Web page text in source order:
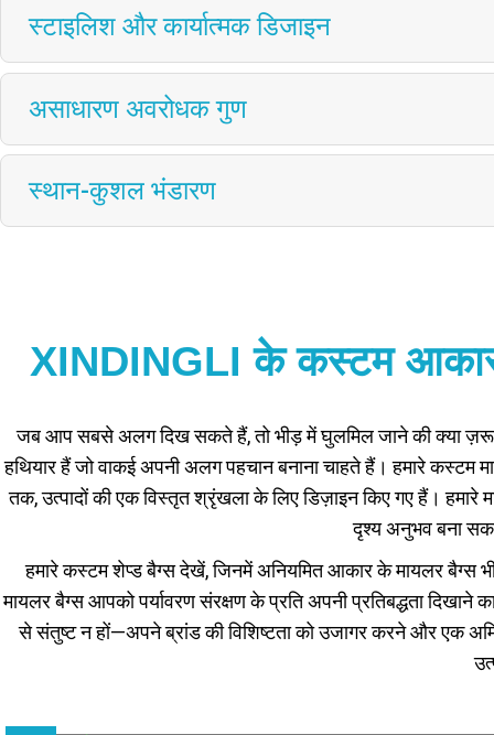
स्टाइलिश और कार्यात्मक डिजाइन
असाधारण अवरोधक गुण
स्थान-कुशल भंडारण
XINDINGLI के कस्टम आकार के
जब आप सबसे अलग दिख सकते हैं, तो भीड़ में घुलमिल जाने की क्या
हथियार हैं जो वाकई अपनी अलग पहचान बनाना चाहते हैं। हमारे
तक, उत्पादों की एक विस्तृत श्रृंखला के लिए डिज़ाइन किए गए हैं।
दृश्य अनुभव बना
हमारे कस्टम शेप्ड बैग्स देखें, जिनमें अनियमित आकार के मायलर बैग्स
मायलर बैग्स आपको पर्यावरण संरक्षण के प्रति अपनी प्रतिबद्धता
से संतुष्ट न हों—अपने ब्रांड की विशिष्टता को उजागर करने और एक